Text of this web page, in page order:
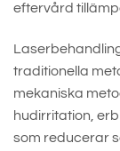
eftervård
traditionella
mekaniska
hudirritation,
som reducerar